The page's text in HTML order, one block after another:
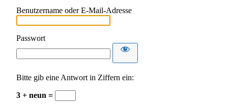
Benutzername oder E-Mail-Adresse
Passwort
Bitte gib eine Antwort in Ziffern ein:
3 + neun =